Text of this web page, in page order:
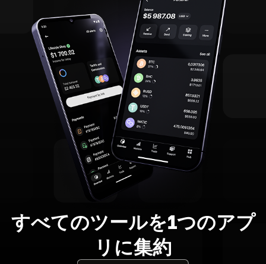
すべてのツールを1つのアプ
リに集約